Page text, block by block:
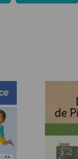
Géographie